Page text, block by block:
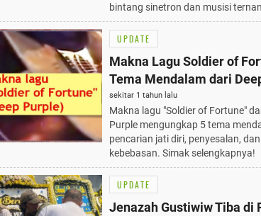
bintang sinetron dan musisi
UPDATE
Makna Lagu Soldier of
Tema Mendalam dari
yang Wajib Diketahui
sekitar 1 tahun lalu
Makna lagu "Soldier of Fortune"
Purple mengungkap 5 tema
pencarian jati diri, penyesalan, dan
kebebasan. Simak selengkapnya!
UPDATE
Jenazah Gustiwiw Tiba di